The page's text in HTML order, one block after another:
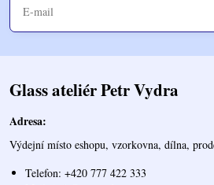
Glass ateliér Petr Vydra
Adresa:
Výdejní místo eshopu, vzorkovna, dílna,
Telefon: +420 777 422 333